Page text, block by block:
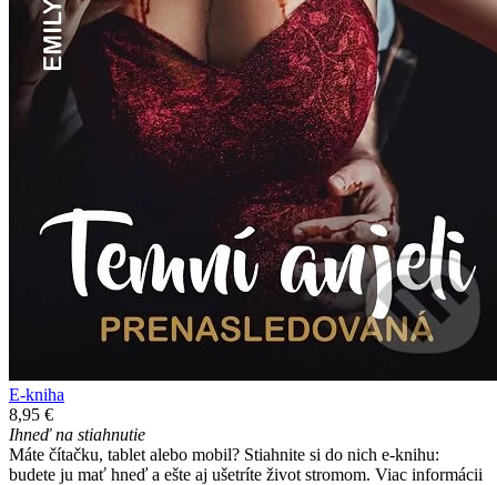
E-kniha
8,95 €
Ihneď na stiahnutie
Máte čítačku, tablet alebo mobil? Stiahnite si do nich e-knihu:
budete ju mať hneď a ešte aj ušetríte život stromom. Viac informácii